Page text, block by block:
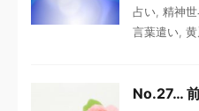
占い, 精神
言葉遣い,
No.27…